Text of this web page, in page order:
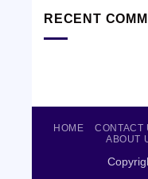
RECENT
HOME CONTACT
ABOUT